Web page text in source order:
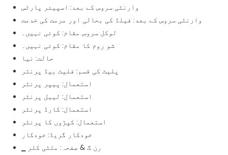
وارنٹی سروس کے بعد: اسپیئر پارٹس
وارنٹی سروس کے بعد: فیلڈ کی بحالی اور مرمت کی خدمت
لوکل سروس مقام: کوئی نہیں۔
شو روم کا مقام: کوئی نہیں۔
حالت: نیا
پلیٹ کی قسم: فلیٹ بیڈ پرنٹر
استعمال: پیپر پرنٹر
استعمال: لیبل پرنٹر
استعمال: کارڈ پرنٹر
استعمال: کپڑوں کا پرنٹر
خودکار گریڈ: خودکار
▁ رن گ & صفحہ: ملٹی کلر